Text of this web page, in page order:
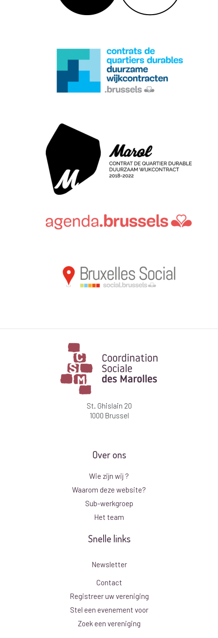
St. Ghislain 20
1000 Brussel
Over ons
Wie zijn wij ?
Waarom deze website?
Sub-werkgroep
Het team
Snelle links
Newsletter
Contact
Registreer uw vereniging
Stel een evenement voor
Zoek een vereniging